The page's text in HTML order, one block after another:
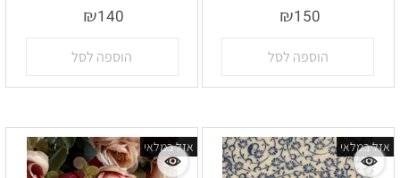
₪150
הוספה לסל
₪140
הוספה לסל
אזל במלאי אזל במלאי